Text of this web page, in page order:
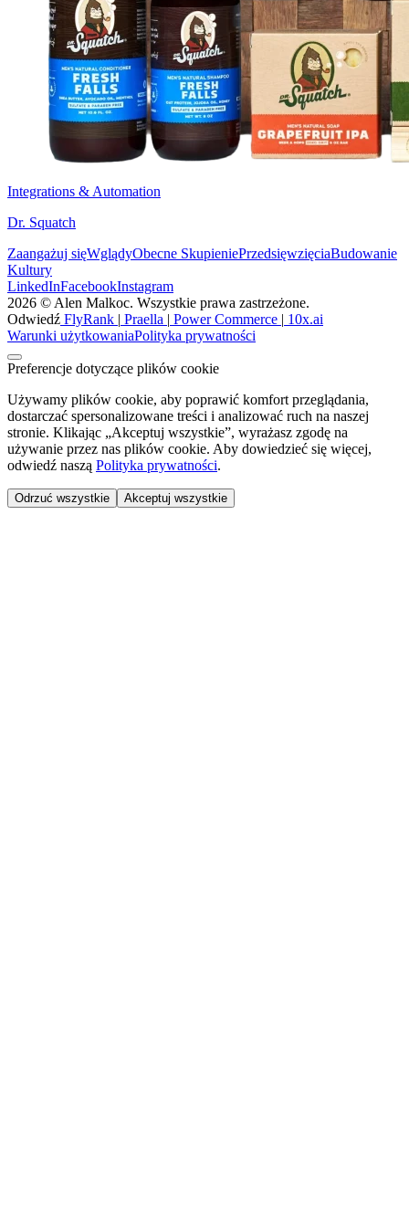
Integrations & Automation
Dr. Squatch
Zaangażuj sięWglądyObecne SkupieniePrzedsięwzięciaBudowanie
Kultury
LinkedInFacebookInstagram
2026 © Alen Malkoc. Wszystkie prawa zastrzeżone.
Odwiedź FlyRank | Praella | Power Commerce | 10x.ai
Warunki użytkowaniaPolityka prywatności
Preferencje dotyczące plików cookie
Używamy plików cookie, aby poprawić komfort przeglądania,
dostarczać spersonalizowane treści i analizować ruch na naszej
stronie. Klikając „Akceptuj wszystkie”, wyrażasz zgodę na
używanie przez nas plików cookie. Aby dowiedzieć się więcej,
odwiedź naszą Polityka prywatności.
Odrzuć wszystkie Akceptuj wszystkie